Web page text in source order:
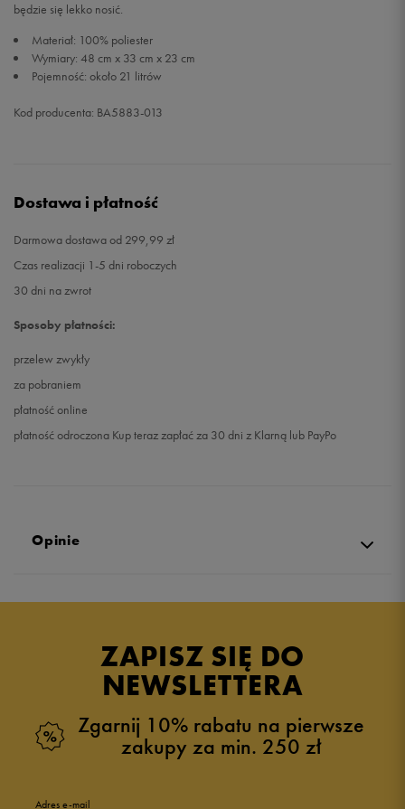
będzie się lekko nosić.
Materiał: 100% poliester
Wymiary: 48 cm x 33 cm x 23 cm
Pojemność: około 21 litrów
Kod producenta: BA5883-013
Dostawa i płatność
Darmowa dostawa od 299,99 zł
Czas realizacji 1-5 dni roboczych
30 dni na zwrot
Sposoby płatności:
przelew zwykły
za pobraniem
płatność online
płatność odroczona Kup teraz zapłać za 30 dni z Klarną lub PayPo
Opinie
ZAPISZ SIĘ DO
NEWSLETTERA
Zgarnij 10% rabatu na pierwsze
zakupy za min. 250 zł
Adres e-mail